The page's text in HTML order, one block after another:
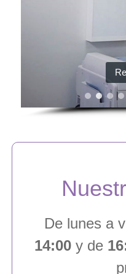
De lunes a
14:00 y de